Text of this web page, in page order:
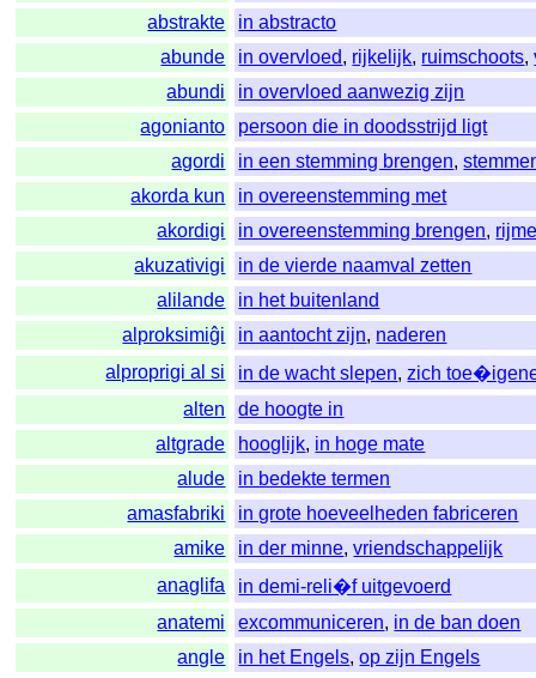
abstrakte
in abstracto
abunde
in overvloed, rijkelijk, ruimschoots,
abundi
in overvloed aanwezig zijn
agonianto
persoon die in doodsstrijd ligt
agordi
in een stemming brengen,
akorda kun
in overeenstemming met
akordigi
in overeenstemming brengen,
akuzativigi
in de vierde naamval zetten
alilande
in het buitenland
alproksimiĝi
in aantocht zijn, naderen
alproprigi al si
in de wacht slepen,zich
alten
de hoogte in
altgrade
hooglijk, in hoge mate
alude
in bedekte termen
amasfabriki
in grote hoeveelheden fabriceren
amike
in der minne,vriendschappelijk
anaglifa
in demi-reli�f uitgevoerd
anatemi
excommuniceren, in de ban doen
angle
in het Engels,op zijn Engels